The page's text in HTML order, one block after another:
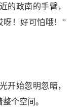
的政南的手臂，
！好可怕哦！”
开始忽明忽暗，
个空间。